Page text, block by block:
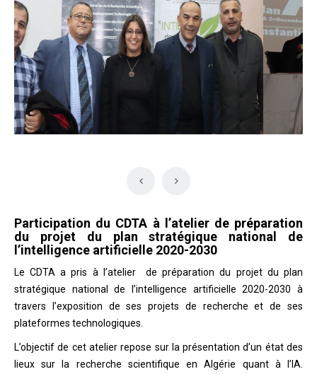
Participation du CDTA à l’atelier de préparation
du projet du plan stratégique national de
l’intelligence artificielle 2020-2030
Le CDTA a pris à l’atelier de préparation du projet du plan
stratégique national de l’intelligence artificielle 2020-2030 à
travers l’exposition de ses projets de recherche et de ses
plateformes technologiques.
L’objectif de cet atelier repose sur la présentation d’un état des
lieux sur la recherche scientifique en Algérie quant à l’IA.